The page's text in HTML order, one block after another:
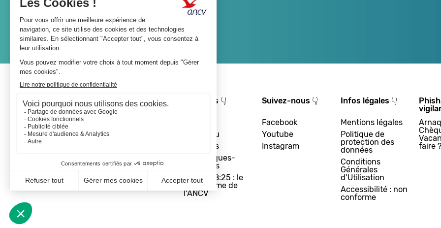
A propos 👇
Le réseau
Les actus
Les Chèques-
Vacances
Départ 18:25 : le
programme de
l'ANCV
Suivez-nous 👇
Facebook
Youtube
Instagram
Infos légales 👇
Mentions légales
Politique de
protection des
données
Conditions
Générales
d'Utilisation
Accessibilité : non
conforme
faire